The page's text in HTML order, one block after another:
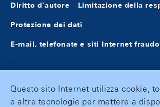
Diritto d'autore Limitazione della
Protezione dei dati
E-mail, telefonate e siti Internet
Questo sito Internet utilizza cookie,
e altre tecnologie per mettere a